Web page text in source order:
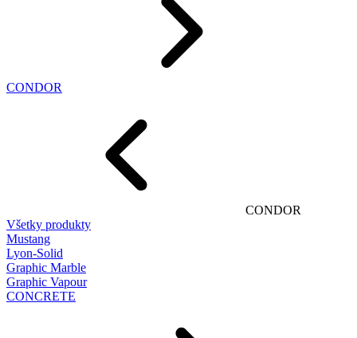
CONDOR
CONDOR
Všetky produkty
Mustang
Lyon-Solid
Graphic Marble
Graphic Vapour
CONCRETE